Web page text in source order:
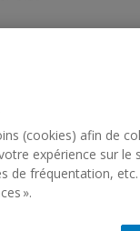
(cookies) afin de
expérience sur
de fréquentation,
».